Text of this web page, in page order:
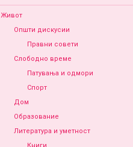
Живот
Општи дискусии
Правни совети
Слободно време
Патувања и одмори
Спорт
Дом
Образование
Литература и уметност